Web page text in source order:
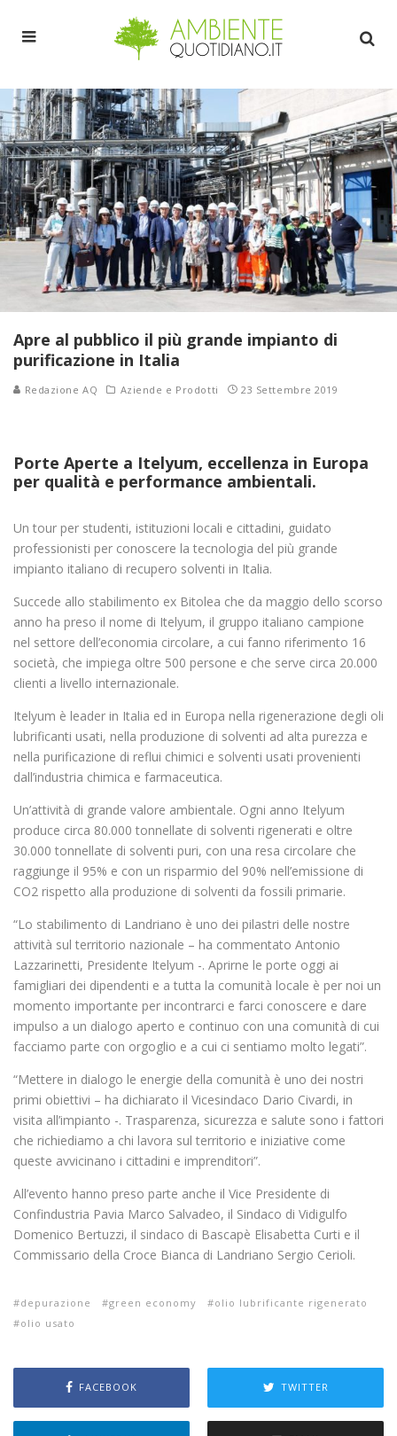
Apre al pubblico il più grande impianto di
purificazione in Italia
Redazione AQ Aziende e Prodotti 23 Settembre 2019
Porte Aperte a Itelyum, eccellenza in Europa
per qualità e performance ambientali.
Un tour per studenti, istituzioni locali e cittadini, guidato
professionisti per conoscere la tecnologia del più grande
impianto italiano di recupero solventi in Italia.
Succede allo stabilimento ex Bitolea che da maggio dello scorso
anno ha preso il nome di Itelyum, il gruppo italiano campione
nel settore dell’economia circolare, a cui fanno riferimento 16
società, che impiega oltre 500 persone e che serve circa 20.000
clienti a livello internazionale.
Itelyum è leader in Italia ed in Europa nella rigenerazione degli oli
lubrificanti usati, nella produzione di solventi ad alta purezza e
nella purificazione di reflui chimici e solventi usati provenienti
dall’industria chimica e farmaceutica.
Un’attività di grande valore ambientale. Ogni anno Itelyum
produce circa 80.000 tonnellate di solventi rigenerati e oltre
30.000 tonnellate di solventi puri, con una resa circolare che
raggiunge il 95% e con un risparmio del 90% nell’emissione di
CO2 rispetto alla produzione di solventi da fossili primarie.
“Lo stabilimento di Landriano è uno dei pilastri delle nostre
attività sul territorio nazionale – ha commentato Antonio
Lazzarinetti, Presidente Itelyum -. Aprirne le porte oggi ai
famigliari dei dipendenti e a tutta la comunità locale è per noi un
momento importante per incontrarci e farci conoscere e dare
impulso a un dialogo aperto e continuo con una comunità di cui
facciamo parte con orgoglio e a cui ci sentiamo molto legati”.
“Mettere in dialogo le energie della comunità è uno dei nostri
primi obiettivi – ha dichiarato il Vicesindaco Dario Civardi, in
visita all’impianto -. Trasparenza, sicurezza e salute sono i fattori
che richiediamo a chi lavora sul territorio e iniziative come
queste avvicinano i cittadini e imprenditori”.
All’evento hanno preso parte anche il Vice Presidente di
Confindustria Pavia Marco Salvadeo, il Sindaco di Vidigulfo
Domenico Bertuzzi, il sindaco di Bascapè Elisabetta Curti e il
Commissario della Croce Bianca di Landriano Sergio Cerioli.
depurazione green economy
olio lubrificante rigenerato
olio usato
FACEBOOK TWITTER